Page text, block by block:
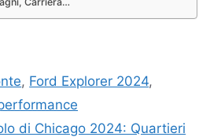
, Ford Explorer 2024,
di Chicago 2024: Quartieri